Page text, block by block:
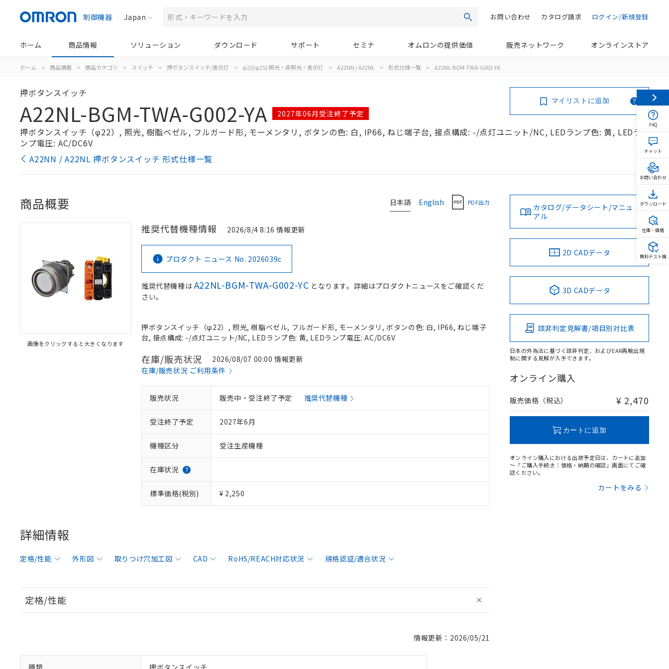
制御機器 Japan 検索 ログイン/新規登録
カタログ請求
お問い合わせ
ホーム 商品情報 ソリューション ダウンロード サポート セミナ オムロンの提供価値 販売ネットワーク オンラインストア
ホーム > 商品情報 > 商品カテゴリ > スイッチ > 押ボタンスイッチ/表示灯 > φ22(φ25):照光・非照光・表示灯 > A22NN / A22NL > 形式仕様一覧 > A22NL-BGM-TWA-G002-YA
押ボタンスイッチ
A22NL-BGM-TWA-G002-YA 2027年06月受注終了予定
押ボタンスイッチ（φ22）, 照光, 樹脂ベゼル, フルガード形, モーメンタリ, ボタンの色: 白, IP66, ねじ端子台, 接点構成: -/点灯ユニット/NC, LEDランプ色: 黄, LEDラ
ンプ電圧: AC/DC6V
A22NN / A22NL 押ボタンスイッチ 形式仕様一覧
マイリストに追加
日本語 English PDF出力
商品概要
画像をクリックすると大きくなります
推奨代替機種情報 2026/8/4 8:16 情報更新
プロダクト ニュース No. 2026039c
推奨代替機種はA22NL-BGM-TWA-G002-YC となります。詳細はプロダクトニュースをご確認くだ
さい。
押ボタンスイッチ（φ22）, 照光, 樹脂ベゼル, フルガード形, モーメンタリ, ボタンの色: 白, IP66, ねじ端子
台, 接点構成: -/点灯ユニット/NC, LEDランプ色: 黄, LEDランプ電圧: AC/DC6V
在庫/販売状況
2026/08/07 00:00 情報更新
在庫/販売状況 ご利用条件
販売状況 販売中・受注終了予定 推奨代替機種
受注終了予定 2027年6月
機種区分 受注生産機種
在庫状況
標準価格(税別) ¥ 2,250
詳細情報
定格/性能 外形図 取りつけ穴加工図 CAD RoHS/REACH対応状況 規格認証/適合状況
定格/性能
情報更新：2026/05/21
種類 押ボタンスイッチ
カタログ/データシート/マニュ
アル
2D CADデータ
3D CADデータ
該非判定見解書/項目別対比表
日本の外為法に基づく該非判定、およびEAR再輸出規
制に関する見解が入手できます。
オンライン購入
販売価格（税込） ¥ 2,470
カートに追加
オンライン購入における出荷予定日は、カートに追加
～「ご購入手続き：価格・納期の確認」画面にてご確
認ください。
カートをみる
FAQ
チャット
お問い合わせ
ダウンロード
在庫・価格
無料テスト機